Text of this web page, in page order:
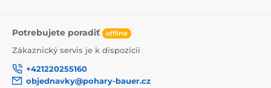
Potrebujete poradiť offline
Zákaznický servis je k dispozícii
+421220255160
objednavky@pohary-bauer.cz